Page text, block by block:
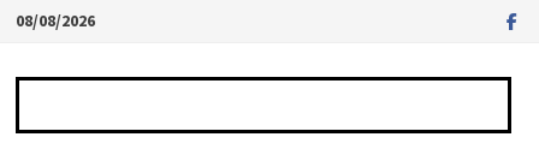
Passer
contenu
08/08/2026